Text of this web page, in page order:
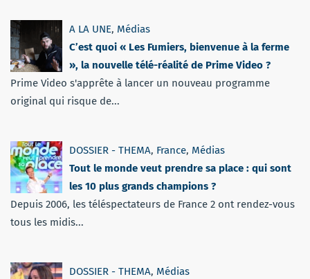
A LA UNE, Médias
C’est quoi « Les Fumiers, bienvenue à la ferme
», la nouvelle télé-réalité de Prime Video ?
Prime Video s'apprête à lancer un nouveau programme
original qui risque de...
DOSSIER - THEMA, France, Médias
Tout le monde veut prendre sa place : qui sont
les 10 plus grands champions ?
Depuis 2006, les téléspectateurs de France 2 ont rendez-vous
tous les midis...
DOSSIER - THEMA, Médias